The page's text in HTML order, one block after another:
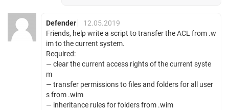
Defender
12.05.2019
Friends, help write a script to transfer the ACL from .w
im to the current system.
Required:
— clear the current access rights of the current syste
m
— transfer permissions to files and folders for all user
s from .wim
— inheritance rules for folders from .wim